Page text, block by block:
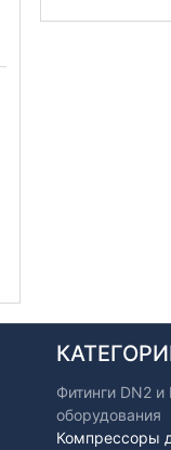
Фитинги DN2
оборудования
Компрессоры